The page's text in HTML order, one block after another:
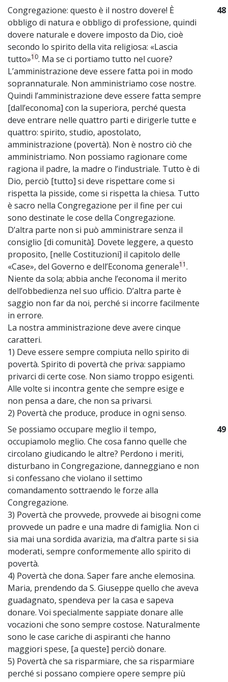
Congregazione: questo è il nostro dovere! È
obbligo di natura e obbligo di professione, quindi
dovere naturale e dovere imposto da Dio, cioè
secondo lo spirito della vita religiosa: «Lascia
tutto»10. Ma se ci portiamo tutto nel cuore?
L’amministrazione deve essere fatta poi in modo
soprannaturale. Non amministriamo cose nostre.
Quindi l’amministrazione deve essere fatta sempre
[dall’economa] con la superiora, perché questa
deve entrare nelle quattro parti e dirigerle tutte e
quattro: spirito, studio, apostolato,
amministrazione (povertà). Non è nostro ciò che
amministriamo. Non possiamo ragionare come
ragiona il padre, la madre o l’industriale. Tutto è di
Dio, perciò [tutto] si deve rispettare come si
rispetta la pisside, come si rispetta la chiesa. Tutto
è sacro nella Congregazione per il fine per cui
sono destinate le cose della Congregazione.
D’altra parte non si può amministrare senza il
consiglio [di comunità]. Dovete leggere, a questo
proposito, [nelle Costituzioni] il capitolo delle
«Case», del Governo e dell’Economa generale11.
Niente da sola; abbia anche l’economa il merito
dell’obbedienza nel suo ufficio. D’altra parte è
saggio non far da noi, perché si incorre facilmente
in errore.
La nostra amministrazione deve avere cinque
caratteri.
1) Deve essere sempre compiuta nello spirito di
povertà. Spirito di povertà che priva: sappiamo
privarci di certe cose. Non siamo troppo esigenti.
Alle volte si incontra gente che sempre esige e
non pensa a dare, che non sa privarsi.
2) Povertà che produce, produce in ogni senso.
48
Se possiamo occupare meglio il tempo,
occupiamolo meglio. Che cosa fanno quelle che
circolano giudicando le altre? Perdono i meriti,
disturbano in Congregazione, danneggiano e non
si confessano che violano il settimo
comandamento sottraendo le forze alla
Congregazione.
3) Povertà che provvede, provvede ai bisogni come
provvede un padre e una madre di famiglia. Non ci
sia mai una sordida avarizia, ma d’altra parte si sia
moderati, sempre conformemente allo spirito di
povertà.
4) Povertà che dona. Saper fare anche elemosina.
Maria, prendendo da S. Giuseppe quello che aveva
guadagnato, spendeva per la casa e sapeva
donare. Voi specialmente sappiate donare alle
vocazioni che sono sempre costose. Naturalmente
sono le case cariche di aspiranti che hanno
maggiori spese, [a queste] perciò donare.
5) Povertà che sa risparmiare, che sa risparmiare
perché si possano compiere opere sempre più
49